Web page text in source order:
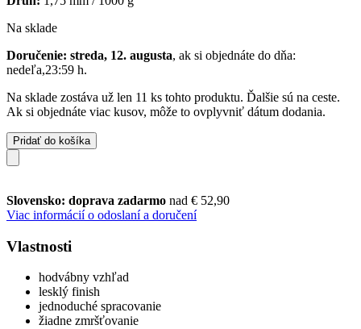
Na sklade
Doručenie: streda, 12. augusta, ak si objednáte do dňa:
nedeľa,23:59 h.
Na sklade zostáva už len 11 ks tohto produktu. Ďalšie sú na ceste.
Ak si objednáte viac kusov, môže to ovplyvniť dátum dodania.
Pridať do košíka
Slovensko: doprava zadarmo nad € 52,90
Viac informácií o odoslaní a doručení
Vlastnosti
hodvábny vzhľad
lesklý finish
jednoduché spracovanie
žiadne zmršťovanie